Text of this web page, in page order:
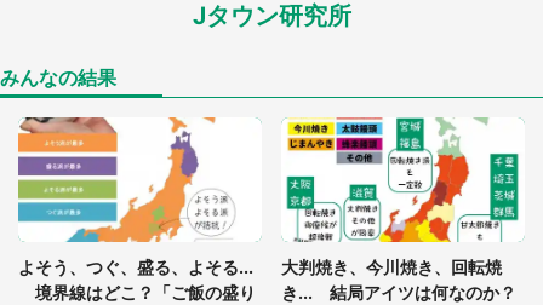
あまりにも四角すぎる猫、激写される 「これもう
「閉所恐怖症の私は新幹線で大パニック。隣席の青
年に『手を繋いで』とお願いしたら...」 体験談に
8万人感動
グっちゃってた〝野生の野菜〟に6.5万人戦慄
Jタウン研究所
みんなの結果
よそう、つぐ、盛る、よそる...
境界線はどこ？「ご飯の盛り
大判焼き、今川焼き、回転焼
き... 結局アイツは何なのか？